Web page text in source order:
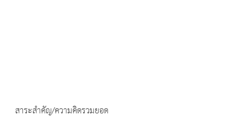
สาระสำคัญ/ความคิดรวมยอด